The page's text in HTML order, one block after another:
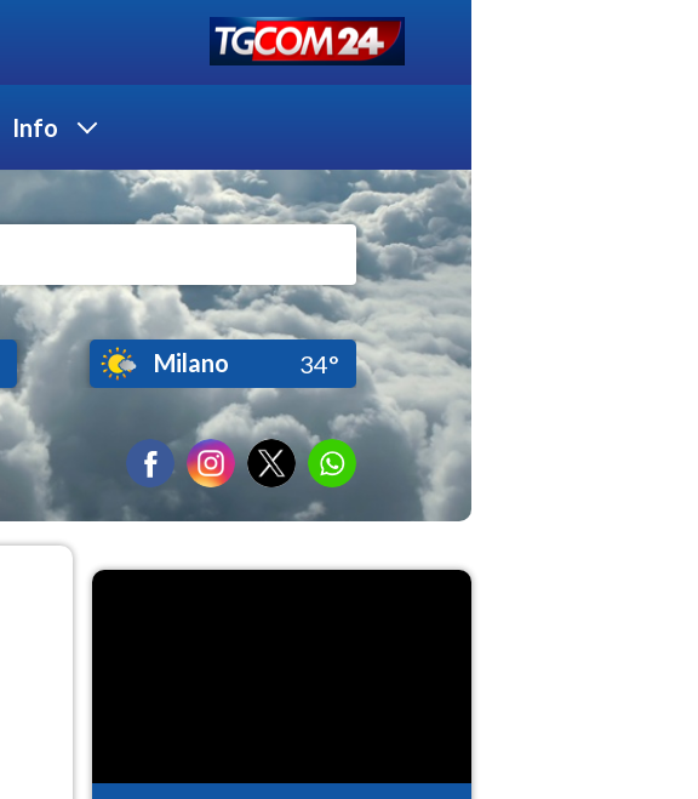
Info
Milano 34°